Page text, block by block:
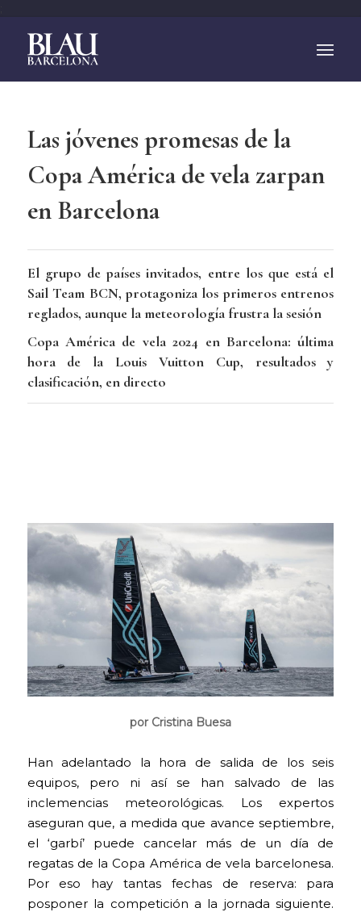
Las jóvenes promesas de la
Copa América de vela zarpan
en Barcelona
El grupo de países invitados, entre los que está el
Sail Team BCN, protagoniza los primeros entrenos
reglados, aunque la meteorología frustra la sesión
Copa América de vela 2024 en Barcelona: última
hora de la Louis Vuitton Cup, resultados y
clasificación, en directo
por Cristina Buesa
Han adelantado la hora de salida de los seis
equipos, pero ni así se han salvado de las
inclemencias meteorológicas. Los expertos
aseguran que, a medida que avance septiembre,
el ‘garbí’ puede cancelar más de un día de
regatas de la Copa América de vela barcelonesa.
Por eso hay tantas fechas de reserva: para
posponer la competición a la jornada siguiente.